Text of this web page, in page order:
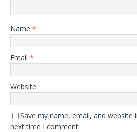
Name *
Email *
Website
Save my name, email, and
next time I comment.